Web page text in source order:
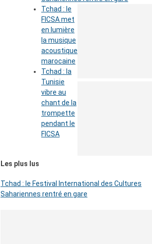
Tchad : le
FICSA met
en lumière
la musique
acoustique
marocaine
Tchad : la
Tunisie
vibre au
chant de la
trompette
pendant le
FICSA
Les plus lus
Tchad : le Festival International des Cultures
Sahariennes rentré en gare